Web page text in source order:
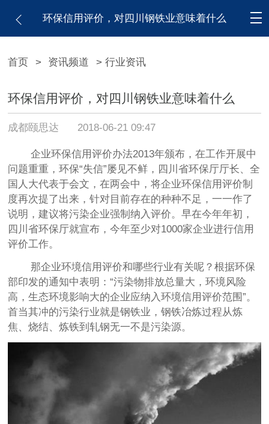
环保信用评价，对四川钢铁业意味着什么
首页 > 资讯频道 > 行业资讯
环保信用评价，对四川钢铁业意味着什么
成都颐思达 2018-06-21 09:47
企业环保信用评价办法2013年颁布，在工作开展中
问题重重，环保“失信”屡见不鲜，四川省环保厅厅长、全
国人大代表于会文，在两会中，将企业环保信用评价制
度再次提了出来，针对目前存在的种种不足，一一作了
说明，建议将污染企业强制纳入评价。早在今年年初 ，
四川省环保厅就宣布，今年至少对1000家企业进行信用
评价工作。
那企业环境信用评价和哪些行业有关呢？根据环保
部印发的通知中表明：“污染物排放总量大，环境风险
高，生态环境影响大的企业应纳入环境信用评价范围”。
首当其冲的污染行业就是钢铁业，钢铁冶炼过程从炼
焦、烧结、炼铁到轧钢无一不是污染源。